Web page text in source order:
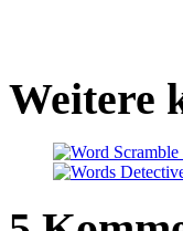
Weitere